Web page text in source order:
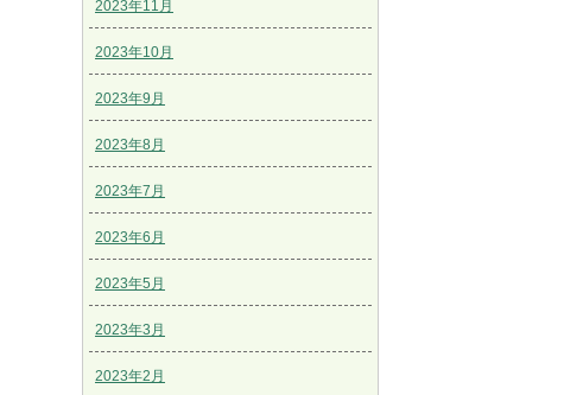
2023年11月
2023年10月
2023年9月
2023年8月
2023年7月
2023年6月
2023年5月
2023年3月
2023年2月